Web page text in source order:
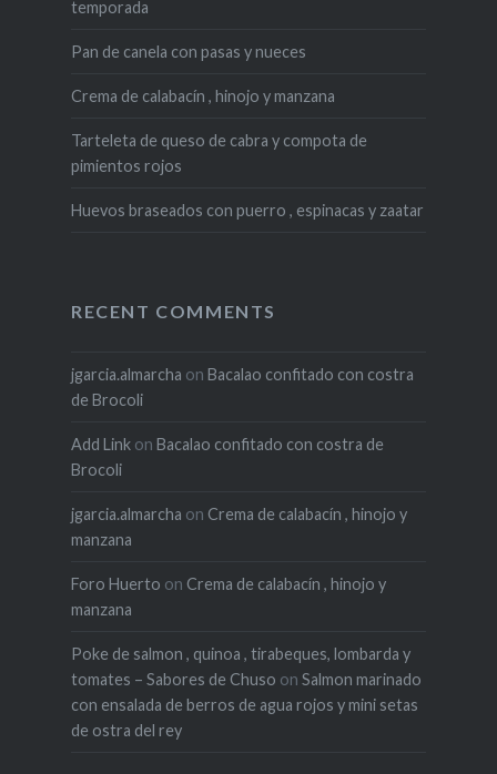
temporada
Pan de canela con pasas y nueces
Crema de calabacín , hinojo y manzana
Tarteleta de queso de cabra y compota de
pimientos rojos
Huevos braseados con puerro , espinacas y zaatar
RECENT COMMENTS
jgarcia.almarcha on Bacalao confitado con costra
de Brocoli
Add Linkon Bacalao confitado con costra de
Brocoli
jgarcia.almarcha on Crema de calabacín , hinojo y
manzana
Foro Huerto on Crema de calabacín , hinojo y
manzana
Poke de salmon , quinoa , tirabeques, lombarda y
tomates – Sabores de Chuso on Salmon marinado
con ensalada de berros de agua rojos y mini setas
de ostra del rey